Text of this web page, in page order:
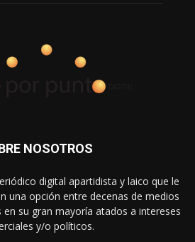
NOSOTROS
digital apartidista y laico que le
una opción entre decenas de medios
su gran mayoría atados a intereses
y/o políticos.